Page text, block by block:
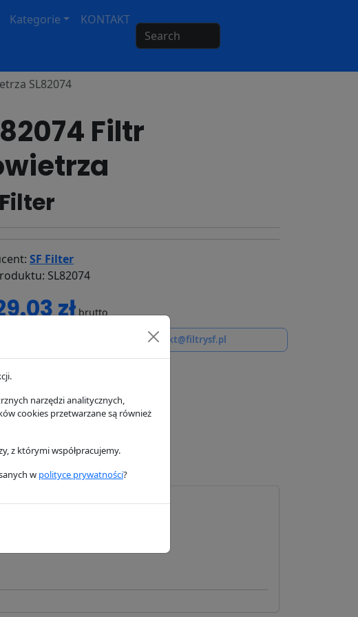
Kategorie
KONTAKT
SL82074
Filtr
SF Filter
SL82074
zł brutto
kontakt@filtrysf.pl
24/48 h
narzędzi analitycznych,
cookies przetwarzane są również
z którymi współpracujemy.
w polityce prywatności?